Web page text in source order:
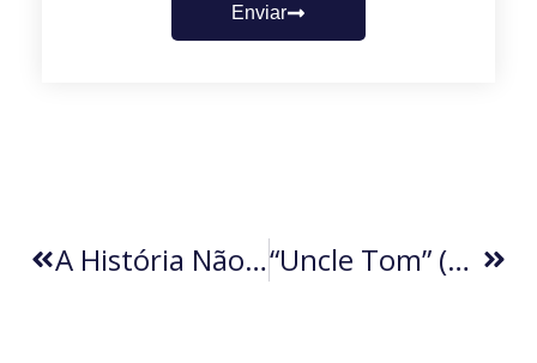
Enviar
A História Não Se Repetirá Com Bolsonaro (por Adriano Oliveira) “Uncle Tom” (por Ricardo Guedes)